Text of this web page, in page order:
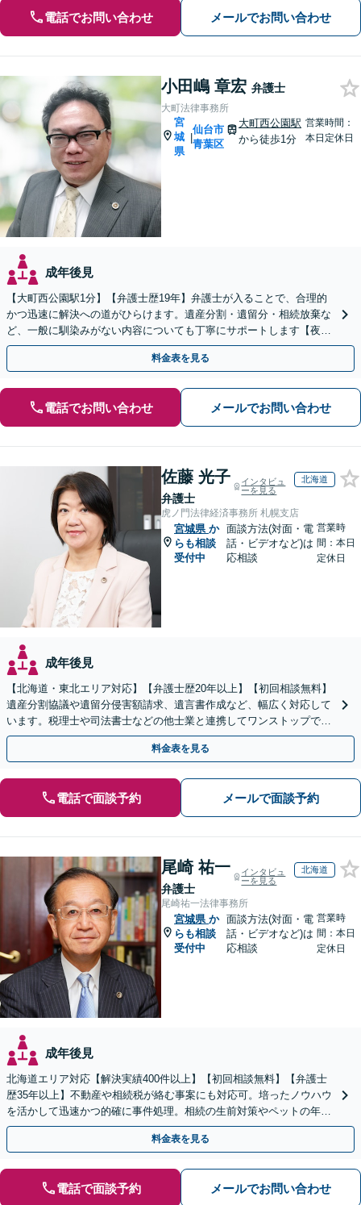
電話でお問い合わせ メールでお問い合わせ
小田嶋 章宏 弁護士
大町法律事務所
宮
城
県
|
仙台市
青葉区
大町西公園駅
から徒歩1分
営業時間：
本日定休日
成年後見
【大町西公園駅1分】【弁護士歴19年】弁護士が入ることで、合理的
かつ迅速に解決への道がひらけます。遺産分割・遺留分・相続放棄な
ど、一般に馴染みがない内容についても丁寧にサポートします【夜
間・休日相談可】【オンライン相談可】
料金表を見る
電話でお問い合わせ メールでお問い合わせ
佐藤 光子
弁護士
インタビュ
ーを見る
北海道
虎ノ門法律経済事務所 札幌支店
宮城県 か
らも相談
受付中
面談方法(対面・電
話・ビデオなど)は
応相談
営業時
間：本日
定休日
成年後見
【北海道・東北エリア対応】【弁護士歴20年以上】【初回相談無料】
遺産分割協議や遺留分侵害額請求、遺言書作成など、幅広く対応して
います。税理士や司法書士などの他士業と連携してワンストップでの
解決が可能です。ぜひご相談ください。
料金表を見る
電話で面談予約 メールで面談予約
尾崎 祐一
弁護士
インタビュ
ーを見る
北海道
尾崎祐一法律事務所
宮城県 か
らも相談
受付中
面談方法(対面・電
話・ビデオなど)は
応相談
営業時
間：本日
定休日
成年後見
北海道エリア対応【解決実績400件以上】【初回相談無料】【弁護士
歴35年以上】不動産や相続税が絡む事案にも対応可。培ったノウハウ
を活かして迅速かつ的確に事件処理。相続の生前対策やペットの年金
システムもお任せ【完全個室】【自衛隊前駅8分】
料金表を見る
電話で面談予約 メールでお問い合わせ